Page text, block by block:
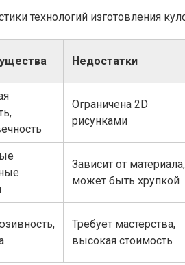
технологий изготовления
Недостатки
Ограничена 2D
рисунками
Зависит от материала,
может быть хрупкой
Требует мастерства,
высокая стоимость